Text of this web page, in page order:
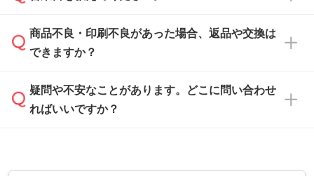
・解像度の低いデータをトレース/調整してほ
しい
解像度の低い画像や、手書きのイラスト、写真
などを、印刷に適したベクターデータに変換し
・フルカラーデータを1色に変換してほしい
本体色がブラック、ネイビーなど濃色の場合は
白色か淡い色の印刷色をおすすめしておりま
す。
本体色がナチュラルなど淡色の場合、印刷をく
っきりと目立たせたいときは濃い印刷色が、柔
らかい雰囲気にしたいときは淡い印刷色が映え
また、お選びいただいた印刷色が本体色に合わ
営業日は平日の10:00～18:00で、土日祝日はお
休みとなります。注文・見積・お問い合わせ
速やかに対応いたします。
商品不良・印刷不良があった場合、返品や交換は
できますか？
お手数をお掛けいたしますが、至急担当スタッ
フまでご連絡ください。商品の状況を確認し、
疑問や不安なことがあります。どこに問い合わせ
ればいいですか？
業日以内に担当スタッフよりメールにてご連絡